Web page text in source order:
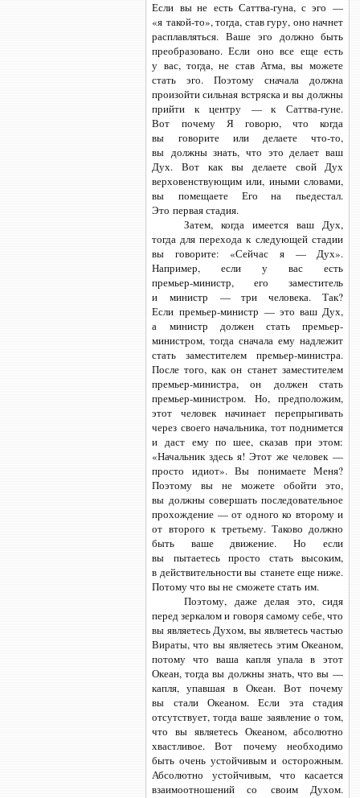
Если вы не есть Саттва-гуна,с эго —
«я такой-то»,тогда, став гуру, оно начнет
расплавляться. Ваше эго должно быть
преобразовано. Если оно все еще есть
у вас, тогда, не став Атма, вы можете
стать эго. Поэтому сначала должна
произойти сильная встряска и вы должны
прийти к центру —к Саттва-гуне.
Вот почему Я говорю, что когда
вы говорите или делаете что-то,
вы должны знать, что это делает ваш
Дух. Вот как вы делаете свой Дух
верховенствующим или, иными словами,
вы помещаете Его на пьедестал.
Это первая стадия.
Затем, когда имеется ваш Дух,
тогда для перехода к следующей стадии
вы говорите: «Сейчас я — Дух».
Например, если у вас есть
премьер-министр, его заместитель
и министр — три человека. Так?
Если премьер-министр — это ваш Дух,
а министр должен стать премьер-
министром, тогда сначала ему надлежит
стать заместителем премьер-министра.
После того, как он станет заместителем
премьер-министра, он должен стать
премьер-министром. Но, предположим,
этот человек начинает перепрыгивать
через своего начальника, тот поднимется
и даст ему по шее, сказав при этом:
«Начальник здесь я! Этот же человек —
просто идиот». Вы понимаете Меня?
Поэтому вы не можете обойти это,
вы должны совершать последовательное
прохождение — от одного ко второму и
от второго к третьему. Таково должно
быть ваше движение. Но если
вы пытаетесь просто стать высоким,
в действительности вы станете еще ниже.
Потому что вы не сможете стать им.
Поэтому, даже делая это, сидя
перед зеркалом и говоря самому себе, что
вы являетесь Духом, вы являетесь частью
Вираты, что вы являетесь этим Океаном,
потому что ваша капля упала в этот
Океан, тогда вы должны знать, что вы —
капля, упавшая в Океан. Вот почему
вы стали Океаном. Если эта стадия
отсутствует, тогда ваше заявление о том,
что вы являетесь Океаном, абсолютно
хвастливое. Вот почему необходимо
быть очень устойчивым и осторожным.
Абсолютно устойчивым, что касается
взаимоотношений со своим Духом.